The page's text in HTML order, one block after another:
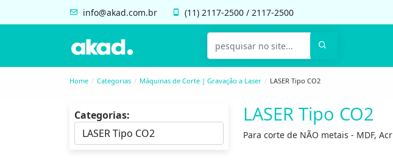
info@akad.com.br (11) 2117-2500 / 2117-2500
Home Categorias Máquinas de Corte | Gravação a Laser LASER Tipo CO2
Categorias: LASER Tipo CO2
Para corte de NÃO metais - MDF,